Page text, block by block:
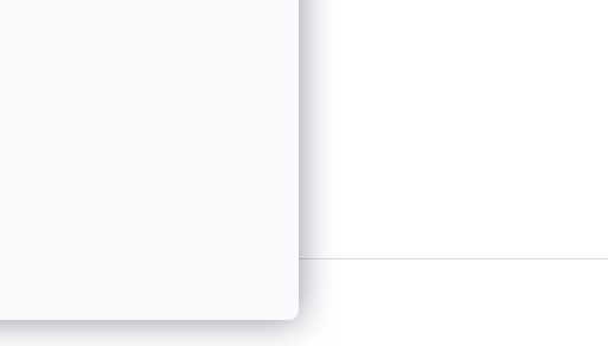
sety